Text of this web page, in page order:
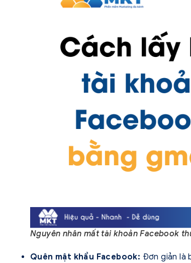
Nguyên nhân mất tài khoản Facebook
Quên mật khẩu Facebook: Đơn giản là